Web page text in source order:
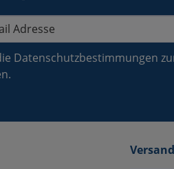
Datenschutzbestimmungen